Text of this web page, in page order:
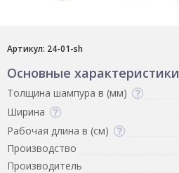
Артикул: 24-01-sh
Основные характеристики
Толщина шампура в (мм)
Ширина
Рабочая длина в (см)
Производство
Производитель